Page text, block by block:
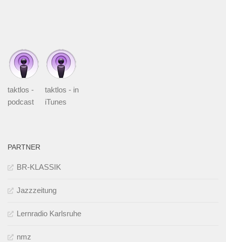
taktlos -
podcast
taktlos - in
iTunes
PARTNER
BR-KLASSIK
Jazzzeitung
Lernradio Karlsruhe
nmz